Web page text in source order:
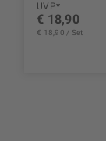
UVP*
€ 18,90
€ 18,90 / Set